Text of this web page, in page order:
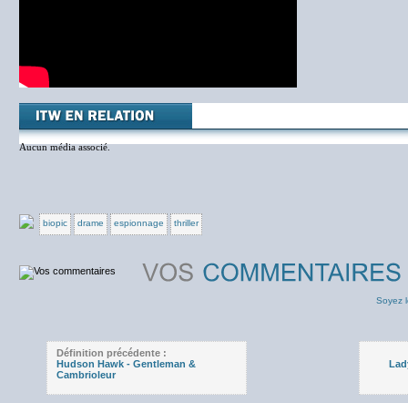
Aucun média associé.
biopic drame espionnage thriller
Soyez
Définition précédente :
Hudson Hawk - Gentleman &
Cambrioleur